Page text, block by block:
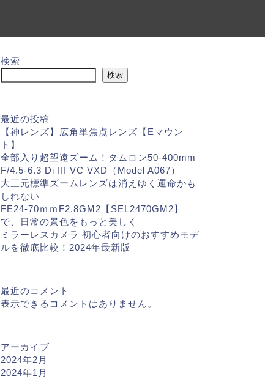
検索
検索
最近の投稿
【神レンズ】広角単焦点レンズ【Eマウン
ト】
全部入り超望遠ズーム！タムロン50-400mm
F/4.5-6.3 Di III VC VXD（Model A067）
大三元標準ズームレンズは消えゆく運命かも
しれない
FE24-70ｍｍF2.8GM2【SEL2470GM2】
で、日常の景色をもっと美しく
ミラーレスカメラ 初心者向けのおすすめモデ
ルを徹底比較！2024年最新版
最近のコメント
表示できるコメントはありません。
アーカイブ
2024年2月
2024年1月